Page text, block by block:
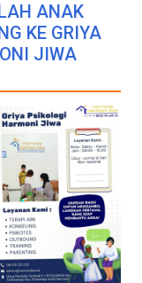
ANAK
KE GRIYA
JIWA